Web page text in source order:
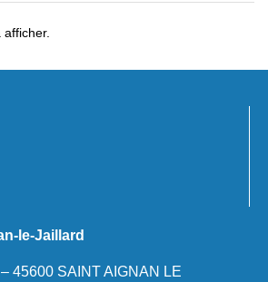
le-Jaillard
45600 SAINT AIGNAN LE